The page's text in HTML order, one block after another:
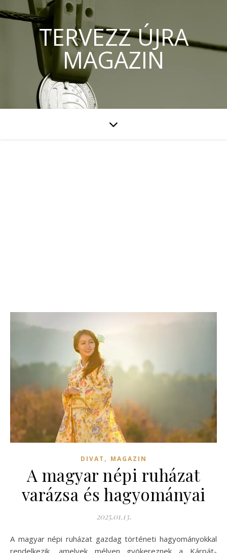
TERVEZZ ÚJRA
MAGAZIN
DIVAT , MAGAZIN
A magyar népi ruházat
varázsa és hagyományai
2025.01.13.
A magyar népi ruházat gazdag történeti hagyományokkal